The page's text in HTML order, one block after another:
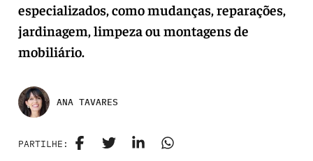
especializados, como mudanças, reparações,
jardinagem, limpeza ou montagens de
mobiliário.
ANA TAVARES
PARTILHE: